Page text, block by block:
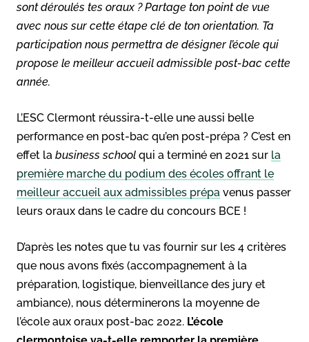
sont déroulés tes oraux ? Partage ton point de vue
avec nous sur cette étape clé de ton orientation. Ta
participation nous permettra de désigner l’école qui
propose le meilleur accueil admissible post-bac cette
année.
L’ESC Clermont réussira-t-elle une aussi belle
performance en post-bac qu’en post-prépa ? C’est en
effet la business school qui a terminé en 2021 sur la
première marche du podium des écoles offrant le
meilleur accueil aux admissibles prépa venus passer
leurs oraux dans le cadre du concours BCE !
D’après les notes que tu vas fournir sur les 4 critères
que nous avons fixés (accompagnement à la
préparation, logistique, bienveillance des jury et
ambiance), nous déterminerons la moyenne de
l’école aux oraux post-bac 2022. L’école